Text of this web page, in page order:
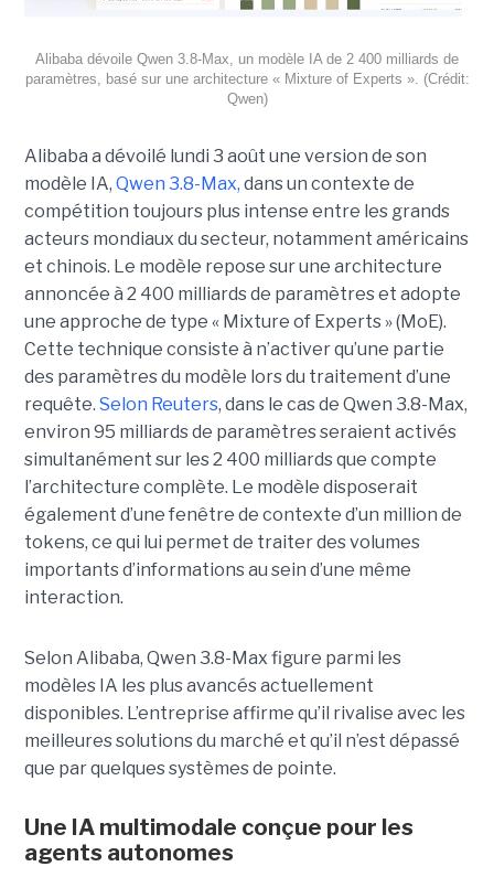
Alibaba dévoile Qwen 3.8-Max, un modèle IA de 2 400 milliards de
paramètres, basé sur une architecture « Mixture of Experts ». (Crédit:
Qwen)
Alibaba a dévoilé lundi 3 août une version de son
modèle IA, Qwen 3.8-Max, dans un contexte de
compétition toujours plus intense entre les grands
acteurs mondiaux du secteur, notamment américains
et chinois. Le modèle repose sur une architecture
annoncée à 2 400 milliards de paramètres et adopte
une approche de type « Mixture of Experts » (MoE).
Cette technique consiste à n’activer qu’une partie
des paramètres du modèle lors du traitement d’une
requête. Selon Reuters, dans le cas de Qwen 3.8-Max,
environ 95 milliards de paramètres seraient activés
simultanément sur les 2 400 milliards que compte
l’architecture complète. Le modèle disposerait
également d’une fenêtre de contexte d’un million de
tokens, ce qui lui permet de traiter des volumes
importants d’informations au sein d’une même
interaction.
Selon Alibaba, Qwen 3.8-Max figure parmi les
modèles IA les plus avancés actuellement
disponibles. L’entreprise affirme qu’il rivalise avec les
meilleures solutions du marché et qu’il n’est dépassé
que par quelques systèmes de pointe.
Une IA multimodale conçue pour les
agents autonomes